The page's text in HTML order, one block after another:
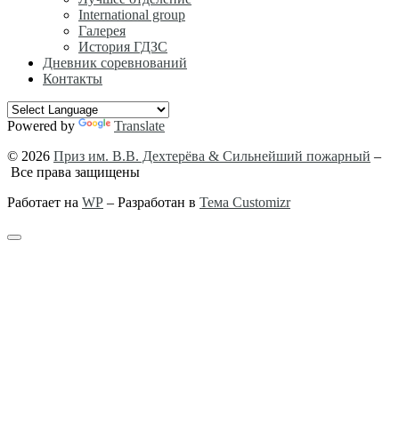
International group
Галерея
История ГДЗС
Дневник соревнований
Контакты
Powered by
Translate
© 2026 Приз им. В.В. Дехтерёва & Сильнейший пожарный –
Все права защищены
Работает на WP – Разработан в Тема Customizr